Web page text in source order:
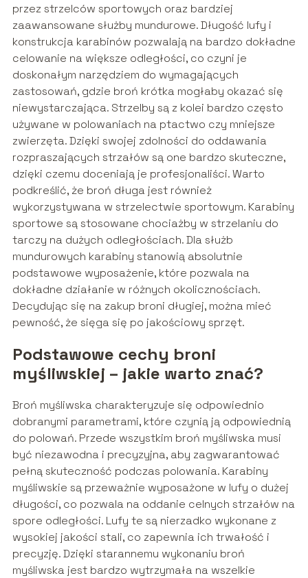
przez strzelców sportowych oraz bardziej
zaawansowane służby mundurowe. Długość lufy i
konstrukcja karabinów pozwalają na bardzo dokładne
celowanie na większe odległości, co czyni je
doskonałym narzędziem do wymagających
zastosowań, gdzie broń krótka mogłaby okazać się
niewystarczająca. Strzelby są z kolei bardzo często
używane w polowaniach na ptactwo czy mniejsze
zwierzęta. Dzięki swojej zdolności do oddawania
rozpraszających strzałów są one bardzo skuteczne,
dzięki czemu doceniają je profesjonaliści. Warto
podkreślić, że broń długa jest również
wykorzystywana w strzelectwie sportowym. Karabiny
sportowe są stosowane chociażby w strzelaniu do
tarczy na dużych odległościach. Dla służb
mundurowych karabiny stanowią absolutnie
podstawowe wyposażenie, które pozwala na
dokładne działanie w różnych okolicznościach.
Decydując się na zakup broni długiej, można mieć
pewność, że sięga się po jakościowy sprzęt.
Podstawowe cechy broni
myśliwskiej – jakie warto znać?
Broń myśliwska charakteryzuje się odpowiednio
dobranymi parametrami, które czynią ją odpowiednią
do polowań. Przede wszystkim broń myśliwska musi
być niezawodna i precyzyjna, aby zagwarantować
pełną skuteczność podczas polowania. Karabiny
myśliwskie są przeważnie wyposażone w lufy o dużej
długości, co pozwala na oddanie celnych strzałów na
spore odległości. Lufy te są nierzadko wykonane z
wysokiej jakości stali, co zapewnia ich trwałość i
precyzję. Dzięki starannemu wykonaniu broń
myśliwska jest bardzo wytrzymała na wszelkie